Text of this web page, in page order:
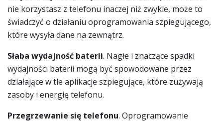
nie korzystasz z telefonu inaczej niż zwykle, może to
świadczyć o działaniu oprogramowania szpiegującego,
które wysyła dane na zewnątrz.
Słaba wydajność baterii. Nagłe i znaczące spadki
wydajności baterii mogą być spowodowane przez
działające w tle aplikacje szpiegujące, które zużywają
zasoby i energię telefonu.
Przegrzewanie się telefonu. Oprogramowanie